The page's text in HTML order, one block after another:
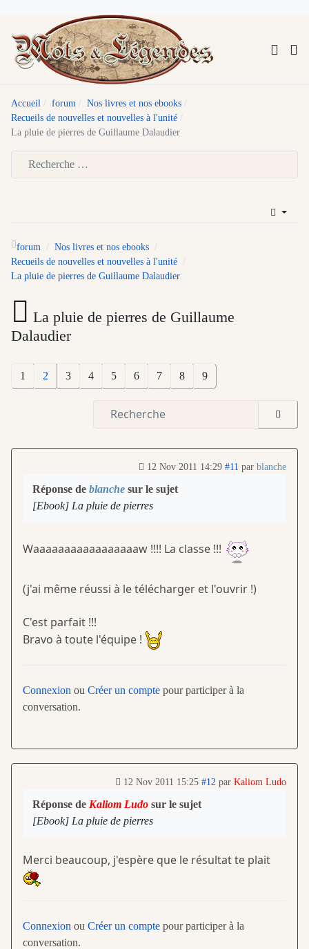
Accueil forum
Nos livres et nos ebooks
Recueils de nouvelles et nouvelles à l'unité
La pluie de pierres de Guillaume Dalaudier
forum
Nos livres et nos ebooks
Recueils de nouvelles et nouvelles à l'unité
La pluie de pierres de Guillaume Dalaudier
La pluie de pierres de Guillaume
Dalaudier
1 2 3 4 5 6 7 8 9
12 Nov 2011 14:29 #11 par blanche
Réponse de blanche sur le sujet
[Ebook] La pluie de pierres
Waaaaaaaaaaaaaaaaaw !!!! La classe !!!
(j'ai même réussi à le télécharger et l'ouvrir !)
C'est parfait !!!
Bravo à toute l'équipe !
Connexion ou Créer un compte pour participer à la
conversation.
12 Nov 2011 15:25 #12 par Kaliom Ludo
Réponse de Kaliom Ludo sur le sujet
[Ebook] La pluie de pierres
Merci beaucoup, j'espère que le résultat te plait
Connexion ou Créer un compte pour participer à la
conversation.